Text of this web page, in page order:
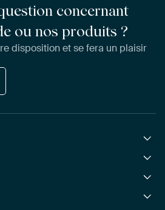
concernant
ou nos produits ?
disposition et se fera un plaisir